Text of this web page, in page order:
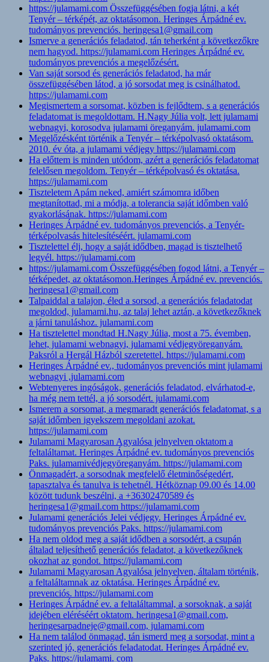
https://julamami.com Összefüggésében fogja látni, a két
Tenyér – térképét, az oktatásomon. Heringes Árpádné ev.
tudományos prevenciós. heringesa1@gmail.com
Ismerve a generációs feladatod, tán teherként a következőkre
nem hagyod. https://julamami.com Heringes Árpádné ev.
tudományos prevenciós a megelőzésért.
Van saját sorsod és generációs feladatod, ha már
összefüggésében látod, a jó sorsodat meg is csinálhatod.
https://julamami.com
Megismertem a sorsomat, közben is fejlődtem, s a generációs
feladatomat is megoldottam. H.Nagy Júlia volt, lett julamami
webnagyi, korosodva julamami öreganyám. julamami.com
Megelőzésként történik a Tenyér – térképolvasó oktatásom.
2010. év óta, a julamami védjegy https://julamami.com
Ha előttem is minden utódom, azért a generációs feladatomat
felelősen megoldom. Tenyér – térképolvasó és oktatása.
https://julamami.com
Tiszteletem Apám neked, amiért számomra időben
megtanítottad, mi a módja, a tolerancia saját időmben való
gyakorlásának. https://julamami.com
Heringes Árpádné ev. tudományos prevenciós, a Tenyér-
térképolvasás hitelesítéséért. julamami.com
Tisztelettel élj, hogy a saját idődben, magad is tisztelhető
legyél. https://julamami.com
https://julamami.com Összefüggésében fogod látni, a Tenyér –
térképedet, az oktatásomon.Heringes Árpádné ev. prevenciós.
heringesa1@gmail.com
Talpaiddal a talajon, éled a sorsod, a generációs feladatodat
megoldod, julamami.hu, az talaj lehet aztán, a következőknek
a járni tanuláshoz. julamami.com
Ha tisztelettel mondtad H.Nagy Júlia, most a 75. évemben,
lehet, julamami webnagyi, julamami védjegyöreganyám.
Paksról a Hergál Házból szeretettel. https://julamami.com
Heringes Árpádné ev., tudományos prevenciós mint julamami
webnagyi ,julamami.com
Webtenyeres ingóságok, generációs feladatod, elvárhatod-e,
ha még nem tettél, a jó sorsodért. julamami.com
Ismerem a sorsomat, a megmaradt generációs feladatomat, s a
saját időmben igyekszem megoldani azokat.
https://julamami.com
Julamami Magyarosan Agyalósa jelnyelven oktatom a
feltaláltamat. Heringes Árpádné ev. tudományos prevenciós
Paks. julamamivédjegyöreganyám. https://julamami.com
Önmagadért, a sorsodnak megfelelő életminőségedért,
tapasztalva és tanulva is tehetnél. Hétköznap 09.00 és 14.00
között tudunk beszélni, a +36302470589 és
heringesa1@gmail.com https://julamami.com
Julamami generációs Jelei védjegy. Heringes Árpádné ev.
tudományos prevenciós Paks. https://julamami.com
Ha nem oldod meg a saját idődben a sorsodért, a csupán
általad teljesíthető generációs feladatot, a következőknek
okozhat az gondot. https://julamami.com
Julamami Magyarosan Agyalósa jelnyelven, általam történik,
a feltaláltamnak az oktatása. Heringes Árpádné ev.
prevenciós. https://julamami.com
Heringes Árpádné ev. a feltaláltammal, a sorsoknak, a saját
idejében eléréséért oktatom. heringesa1@gmail.com,
heringesarpadneje@gmail.com, julamami.com
Ha nem találod önmagad, tán ismerd meg a sorsodat, mint a
szerinted jó, generációs feladatodat. Heringes Árpádné ev.
Paks. https://julamami. com